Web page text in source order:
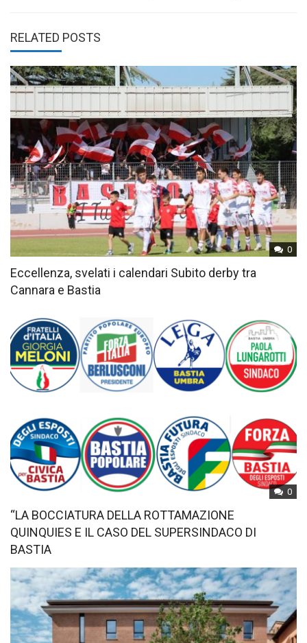
RELATED POSTS
0
Eccellenza, svelati i calendari Subito derby tra
Cannara e Bastia
0
“LA BOCCIATURA DELLA ROTTAMAZIONE
QUINQUIES E IL CASO DEL SUPERSINDACO DI
BASTIA